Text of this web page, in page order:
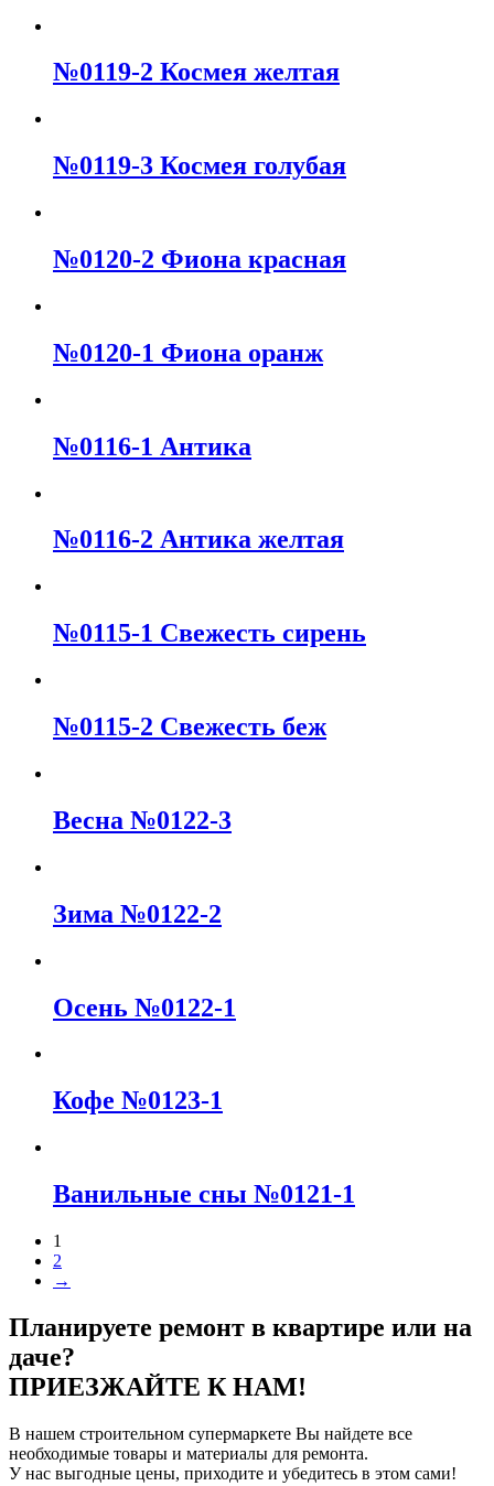
№0119-2 Космея желтая
№0119-3 Космея голубая
№0120-2 Фиона красная
№0120-1 Фиона оранж
№0116-1 Антика
№0116-2 Антика желтая
№0115-1 Свежесть сирень
№0115-2 Свежесть беж
Весна №0122-3
Зима №0122-2
Осень №0122-1
Кофе №0123-1
Ванильные сны №0121-1
1
2
→
Планируете ремонт в квартире или на
даче?
ПРИЕЗЖАЙТЕ К НАМ!
В нашем строительном супермаркете Вы найдете все
необходимые товары и материалы для ремонта.
У нас выгодные цены, приходите и убедитесь в этом сами!